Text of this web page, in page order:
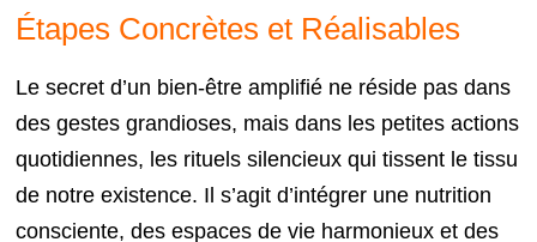
Étapes Concrètes et Réalisables
Le secret d’un bien-être amplifié ne réside pas dans
des gestes grandioses, mais dans les petites actions
quotidiennes, les rituels silencieux qui tissent le tissu
de notre existence. Il s’agit d’intégrer une nutrition
consciente, des espaces de vie harmonieux et des